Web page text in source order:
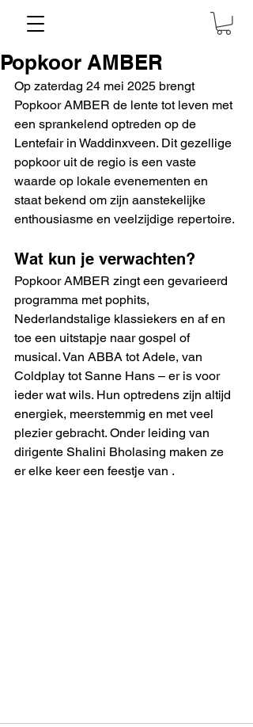
Popkoor AMBER
Op zaterdag 24 mei 2025 brengt
Popkoor AMBER de lente tot leven met
een sprankelend optreden op de
Lentefair in Waddinxveen. Dit gezellige
popkoor uit de regio is een vaste
waarde op lokale evenementen en
staat bekend om zijn aanstekelijke
enthousiasme en veelzijdige repertoire.
Wat kun je verwachten?
Popkoor AMBER zingt een gevarieerd
programma met pophits,
Nederlandstalige klassiekers en af en
toe een uitstapje naar gospel of
musical. Van ABBA tot Adele, van
Coldplay tot Sanne Hans – er is voor
ieder wat wils. Hun optredens zijn altijd
energiek, meerstemmig en met veel
plezier gebracht. Onder leiding van
dirigente Shalini Bholasing maken ze
er elke keer een feestje van .